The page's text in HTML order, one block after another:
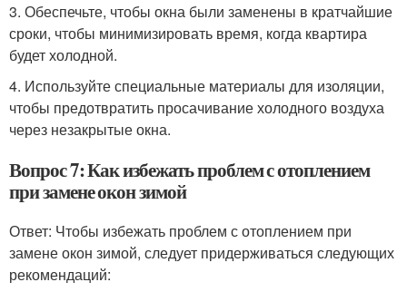
3. Обеспечьте, чтобы окна были заменены в кратчайшие
сроки, чтобы минимизировать время, когда квартира
будет холодной.
4. Используйте специальные материалы для изоляции,
чтобы предотвратить просачивание холодного воздуха
через незакрытые окна.
Вопрос 7: Как избежать проблем с отоплением
при замене окон зимой
Ответ: Чтобы избежать проблем с отоплением при
замене окон зимой, следует придерживаться следующих
рекомендаций: